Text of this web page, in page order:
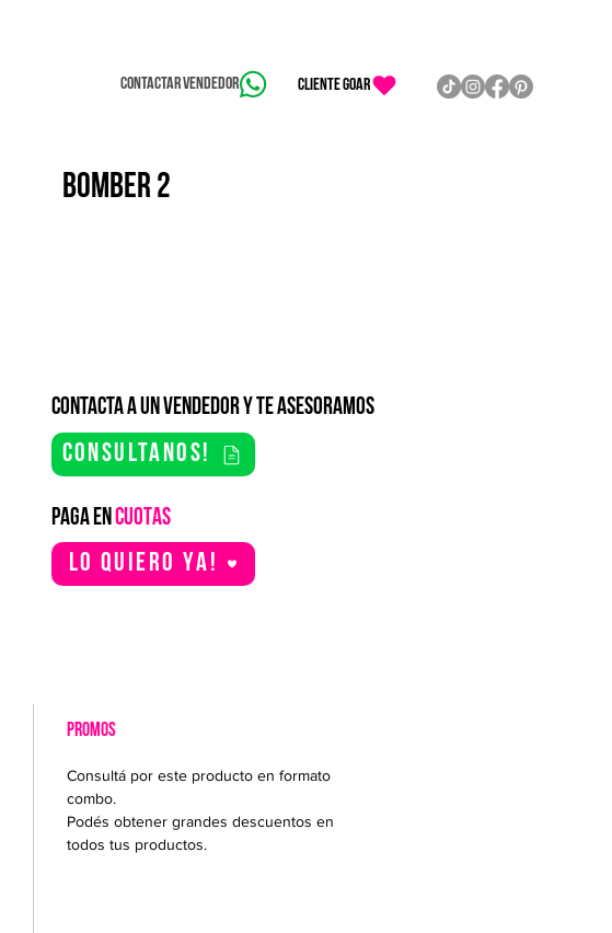
Contactar vendedor CLIENTE GOAR
BOMBER 2
PROMOS
Consultá por este producto en formato
combo.
Podés obtener grandes descuentos en
todos tus productos.
consultanos!
contacta a un vendedor y te asesoramos
PAGA ENCUOTAS
Lo quiero YA!